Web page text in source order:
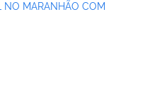
NO MARANHÃO COM